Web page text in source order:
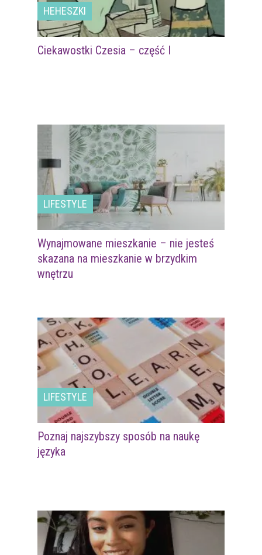
HEHESZKI
Ciekawostki Czesia – część I
LIFESTYLE
Wynajmowane mieszkanie – nie jesteś
skazana na mieszkanie w brzydkim
wnętrzu
LIFESTYLE
Poznaj najszybszy sposób na naukę
języka